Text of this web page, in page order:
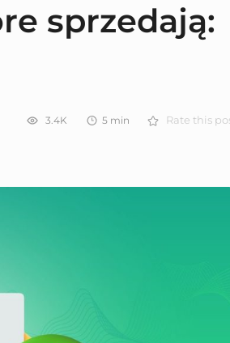
sprzedają:
3.4K 5 min Rate this